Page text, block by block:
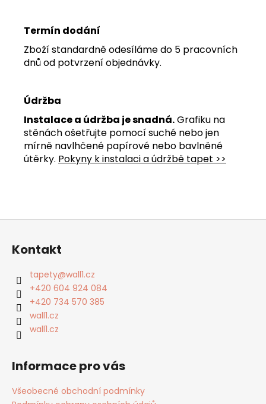
Termín dodání
Zboží standardně odesíláme do 5 pracovních
dnů od potvrzení objednávky.
Údržba
Instalace a údržba je snadná.Grafiku na
stěnách ošetřujte pomocí suché nebo jen
mírně navlhčené papírové nebo bavlněné
útěrky. Pokyny k instalaci a údržbě tapet >>
Z
Kontakt
tapety@wall1.cz
+420 604 924 084
+420 734 570 385
wall1.cz
wall1.cz
Informace pro vás
Všeobecné obchodní podmínky